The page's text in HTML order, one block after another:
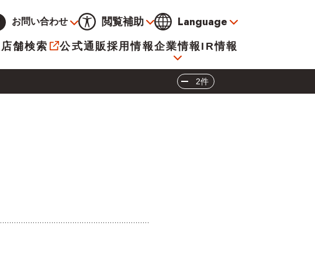
お問い合わせ
閲覧補助
通常 黒 青 黄
大 標準 小
Language
店舗検索 公式通販採用情報企業情報
海外販売事業社募集
IR情報
2件